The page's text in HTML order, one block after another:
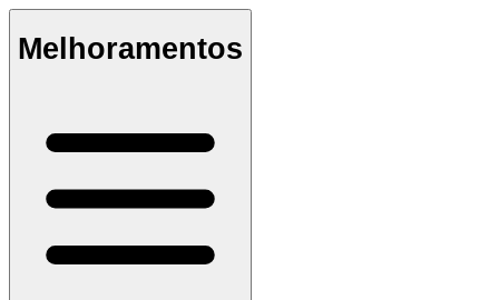
Melhoramentos